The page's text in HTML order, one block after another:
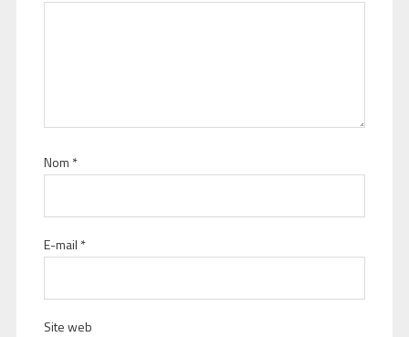
Nom *
E-mail *
Site web